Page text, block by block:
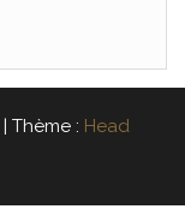
Thème : Head